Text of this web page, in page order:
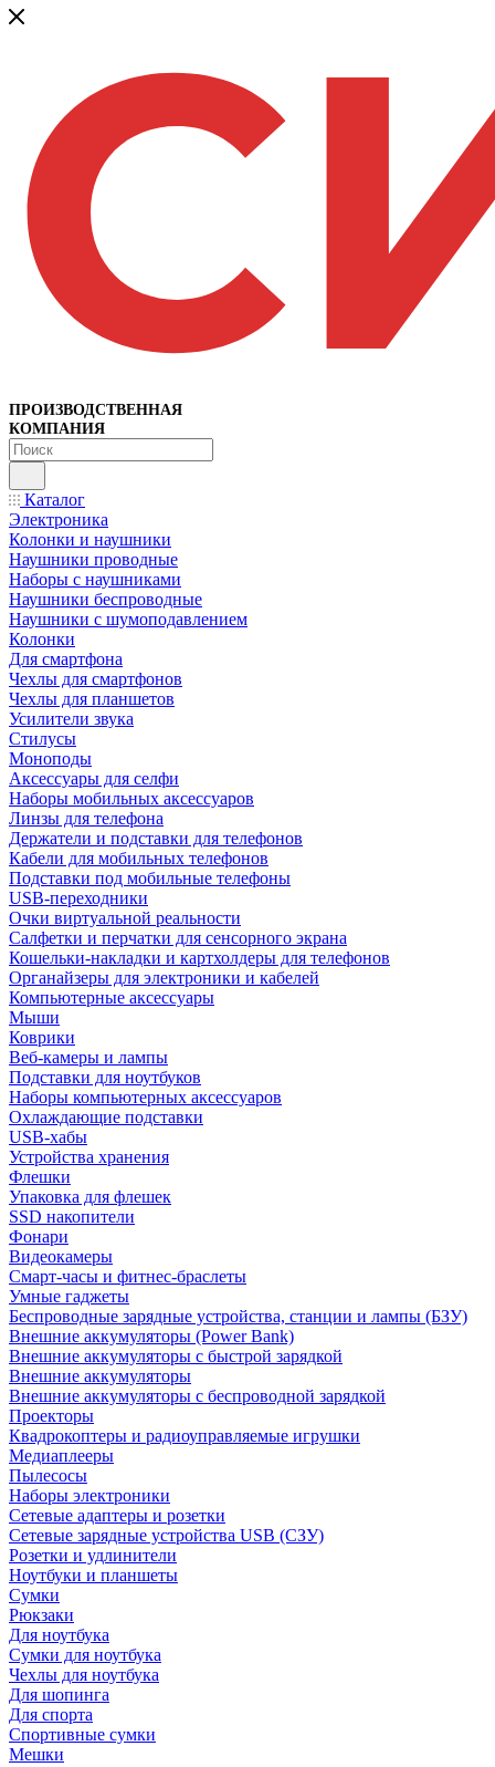
ПРОИЗВОДСТВЕННАЯ
КОМПАНИЯ
Каталог
Электроника
Колонки и наушники
Наушники проводные
Наборы с наушниками
Наушники беспроводные
Наушники с шумоподавлением
Колонки
Для смартфона
Чехлы для смартфонов
Чехлы для планшетов
Усилители звука
Стилусы
Моноподы
Аксессуары для селфи
Наборы мобильных аксессуаров
Линзы для телефона
Держатели и подставки для телефонов
Кабели для мобильных телефонов
Подставки под мобильные телефоны
USB-переходники
Очки виртуальной реальности
Салфетки и перчатки для сенсорного экрана
Кошельки-накладки и картхолдеры для телефонов
Органайзеры для электроники и кабелей
Компьютерные аксессуары
Мыши
Коврики
Веб-камеры и лампы
Подставки для ноутбуков
Наборы компьютерных аксессуаров
Охлаждающие подставки
USB-хабы
Устройства хранения
Флешки
Упаковка для флешек
SSD накопители
Фонари
Видеокамеры
Смарт-часы и фитнес-браслеты
Умные гаджеты
Беспроводные зарядные устройства, станции и лампы (БЗУ)
Внешние аккумуляторы (Power Bank)
Внешние аккумуляторы с быстрой зарядкой
Внешние аккумуляторы
Внешние аккумуляторы с беспроводной зарядкой
Проекторы
Квадрокоптеры и радиоуправляемые игрушки
Медиаплееры
Пылесосы
Наборы электроники
Сетевые адаптеры и розетки
Сетевые зарядные устройства USB (СЗУ)
Розетки и удлинители
Ноутбуки и планшеты
Сумки
Рюкзаки
Для ноутбука
Сумки для ноутбука
Чехлы для ноутбука
Для шопинга
Для спорта
Спортивные сумки
Мешки